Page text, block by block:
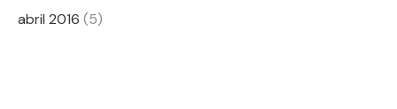
abril 2016 (5)